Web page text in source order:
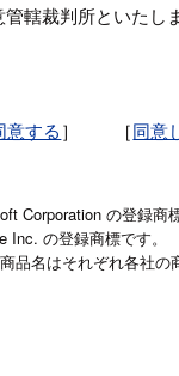
轄裁判所といたしま
意する］ ［同意
Corporation の登録商標
の登録商標です。
品名はそれぞれ各社の